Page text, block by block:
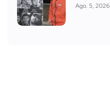
Ago. 5, 2026